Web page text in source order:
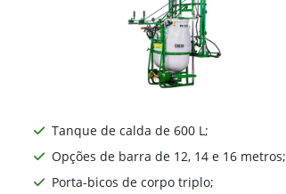
Tanque de calda de 600 L;
Opções de barra de 12, 14 e 16 metros;
Porta-bicos de corpo triplo;